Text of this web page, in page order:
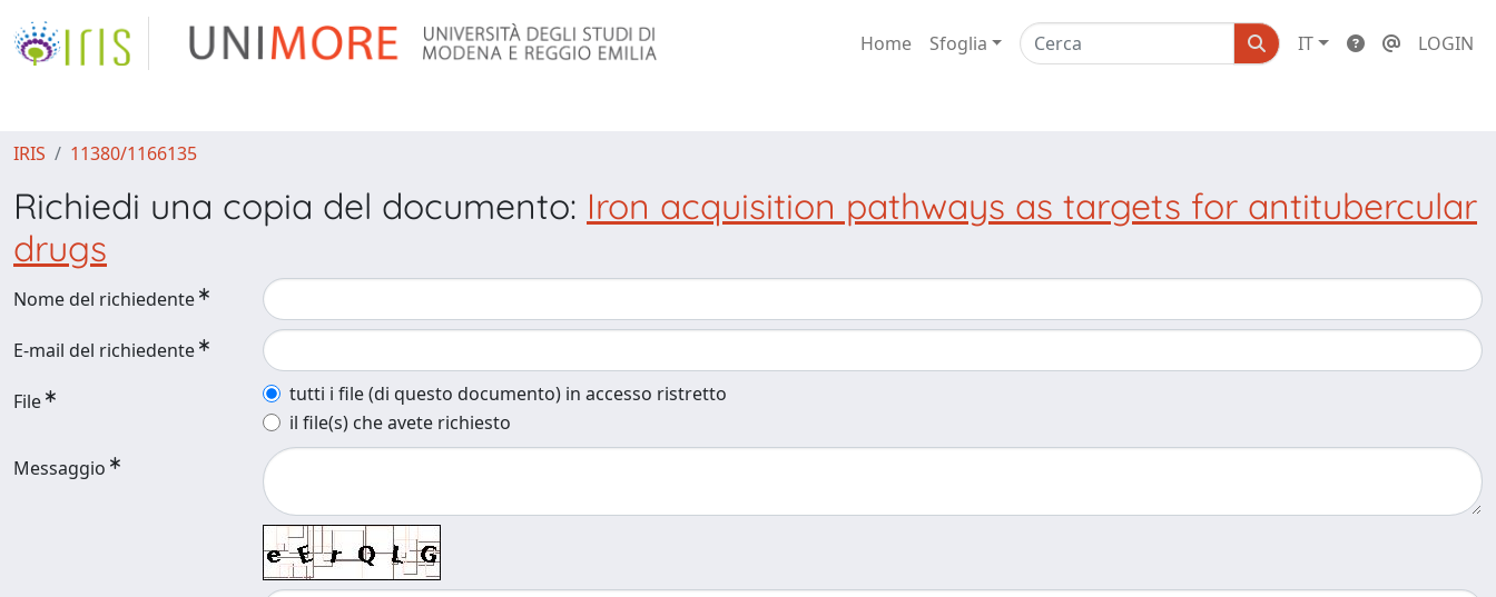
Home Sfoglia IT LOGIN
IRIS 11380/1166135
Richiedi una copia del documento: Iron acquisition pathways as targets for antitubercular
drugs
Nome del richiedente
E-mail del richiedente
File
tutti i file (di questo documento) in accesso ristretto
il file(s) che avete richiesto
Messaggio